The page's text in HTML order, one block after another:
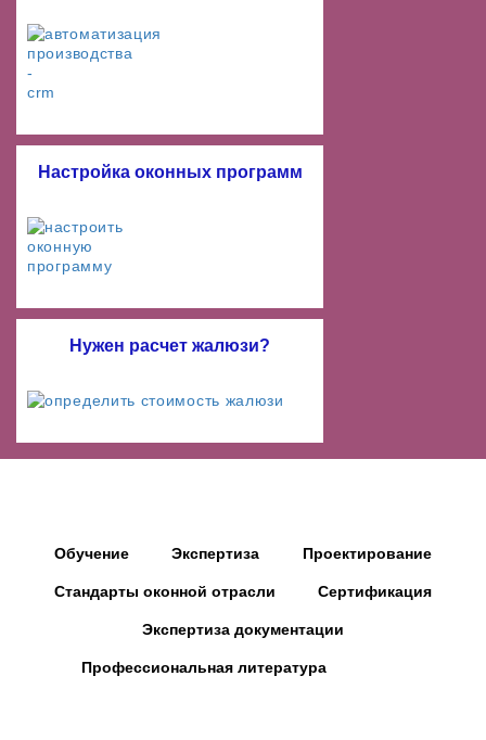
Настройка оконных программ
Нужен расчет жалюзи?
Обучение Экспертиза Проектирование
Стандарты оконной отрасли Сертификация
Экспертиза документации
Профессиональная литература